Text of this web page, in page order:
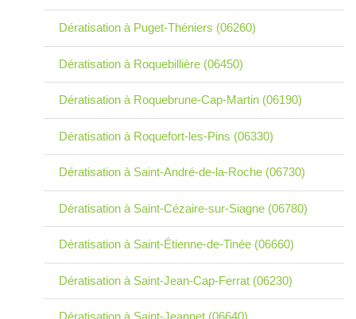
Dératisation à Puget-Théniers (06260)
Dératisation à Roquebillière (06450)
Dératisation à Roquebrune-Cap-Martin (06190)
Dératisation à Roquefort-les-Pins (06330)
Dératisation à Saint-André-de-la-Roche (06730)
Dératisation à Saint-Cézaire-sur-Siagne (06780)
Dératisation à Saint-Étienne-de-Tinée (06660)
Dératisation à Saint-Jean-Cap-Ferrat (06230)